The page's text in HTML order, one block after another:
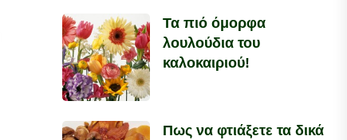
Τα πιό όμορφα
λουλούδια του
καλοκαιριού!
Πως να φτιάξετε τα δικά